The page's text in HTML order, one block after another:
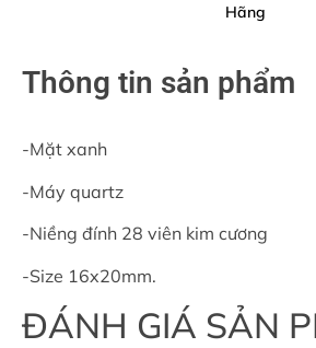
Hãng
Thông tin sản phẩm
-Mặt xanh
-Máy quartz
-Niềng đính 28 viên kim cương
-Size 16x20mm.
ĐÁNH GIÁ SẢN